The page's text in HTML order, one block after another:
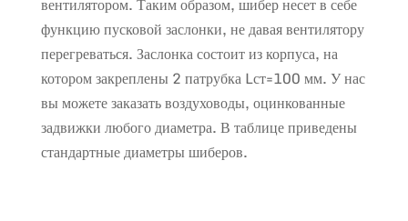
функцию пусковой заслонки, не давая вентилятору
перегреваться. Заслонка состоит из корпуса, на
котором закреплены 2 патрубка Lст=100 мм. У нас
вы можете заказать воздуховоды, оцинкованные
задвижки любого диаметра. В таблице приведены
стандартные диаметры шиберов.